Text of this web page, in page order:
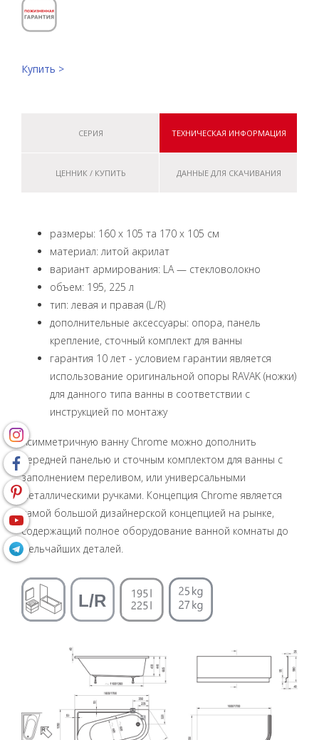
Купить >
СЕРИЯ ТЕХНИЧЕСКАЯ ИНФОРМАЦИЯ
ЦЕННИК / КУПИТЬ ДАННЫЕ ДЛЯ СКАЧИВАНИЯ
размеры: 160 x 105 та 170 x 105 см
материал: литой акрилат
вариант армирования: LA — стекловолокно
объем: 195, 225 л
тип: левая и правая (L/R)
дополнительные аксессуары: опора, панель
крепление, сточный комплект для ванны
гарантия 10 лет - условием гарантии является
использование оригинальной опоры RAVAK (ножки)
для данного типа ванны в соответствии с
инструкцией по монтажу
Асимметричную ванну Chrome можно дополнить
передней панелью и сточным комплектом для ванны с
заполнением переливом, или универсальными
металлическими ручками. Концепция Chrome является
самой большой дизайнерской концепцией на рынке,
содержащий полное оборудование ванной комнаты до
мельчайших деталей.